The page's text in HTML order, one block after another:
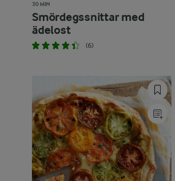
30 MIN
Smördegssnittar med
ädelost
(6)